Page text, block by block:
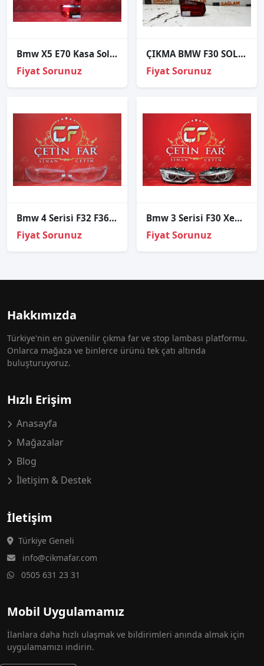
Bmw X5 E70 Kasa Sol Diş Stop
Fiyat Sorunuz
ÇIKMA BMW F30 SOL BAGAJ İÇİ STOP
Fiyat Sorunuz
Bmw 4 Seri̇si̇ F32 F36 M4 Led Sağ Sol Far Cami
Fiyat Sorunuz
Bmw 3 Serisi F30 Xenon Sağ Sol Far
Fiyat Sorunuz
Hakkımızda
Türkiye'nin en güvenilir çıkma far ve stop lambası platformu.
Onlarca mağaza ve binlerce ürünü tek çatı altında
buluşturuyoruz.
Hızlı Erişim
Anasayfa
Mağazalar
Blog
İletişim & Destek
İletişim
Türkiye Geneli
info@cikmafar.com
0505 631 23 31
Mobil Uygulamamız
İlanlara daha hızlı ulaşmak ve bildirimleri anında almak için
uygulamamızı indirin.